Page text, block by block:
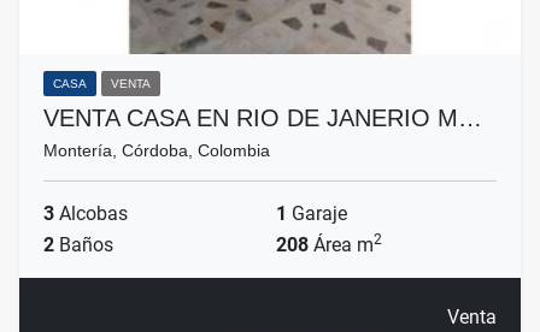
CASA VENTA
VENTA CASA EN RIO DE JANERIO M…
Montería, Córdoba, Colombia
3 Alcobas 1 Garaje
2 Baños 208 Área m2
Venta